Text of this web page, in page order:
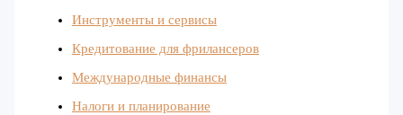
Инструменты и сервисы
Кредитование для фрилансеров
Международные финансы
Налоги и планирование